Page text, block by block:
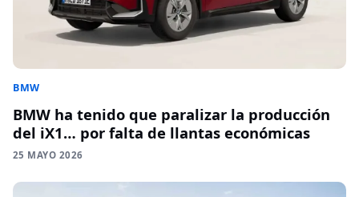
BMW
BMW ha tenido que paralizar la producción
del iX1… por falta de llantas económicas
25 MAYO 2026